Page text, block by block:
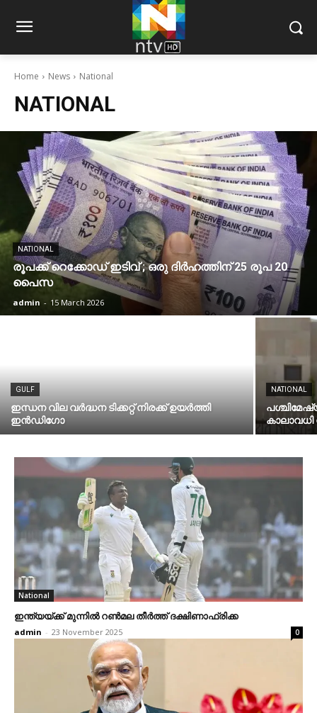
Home News National
NATIONAL
NATIONAL
രൂപക്ക് റെക്കോഡ് ഇടിവ് ; ഒരു ദിര്‍ഹത്തിന് 25 രൂപ 20
പൈസ
admin - 15 March 2026
GULF
ഇന്ധന വില വര്‍ദ്ധന ടിക്കറ്റ് നിരക്ക് ഉയര്‍ത്തി
ഇന്‍ഡിഗോ
NATIONAL
കാലാവധി
National
ഇന്ത്യയ്ക്ക് മുന്നില്‍ റണ്‍മല തീര്‍ത്ത് ദക്ഷിണാഫ്രിക്ക
admin - 23 November 2025 0